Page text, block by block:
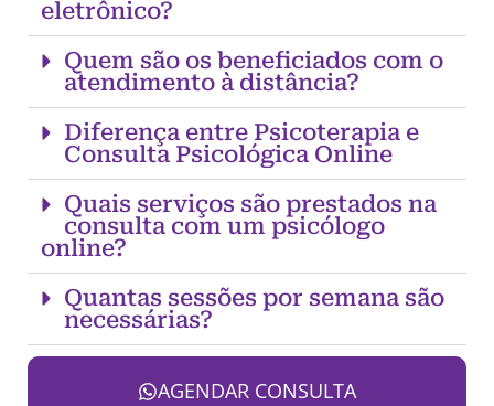
eletrônico?
Quem são os beneficiados com o
atendimento à distância?
Diferença entre Psicoterapia e
Consulta Psicológica Online
Quais serviços são prestados na
consulta com um psicólogo
online?
Quantas sessões por semana são
necessárias?
AGENDAR CONSULTA